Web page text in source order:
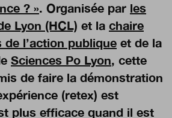
email afin de suivre l'actualité
publique.
? ». Organisée par les
Lyon (HCL) et la chaire
l’action publique et de la
Sciences Po Lyon, cette
de faire la démonstration
(retex) est
plus efficace quand il est